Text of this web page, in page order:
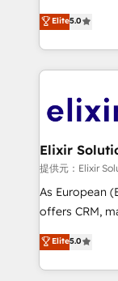
revenue
portfolio and
HIPAA-
implementations
built to scale.
consultancy.
market B2B
approach to
applications
Design, Migrations
greatness,
absolute
strategy,
results. The
Mindedness, and Clarity. We
collective
Elite5.0
提供元：Elixir
As European
offers CRM,
integration
and enterprise customers.
service and
Elite5.0